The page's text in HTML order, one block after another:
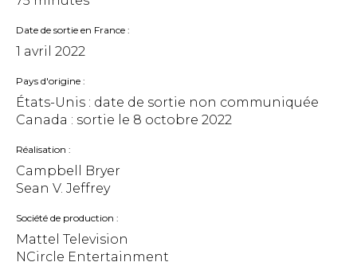
Date de sortie en France
1 avril 2022
Pays d'origine
États-Unis : date de sortie non communiquée
Canada : sortie le 8 octobre 2022
Réalisation
Campbell Bryer
Sean V. Jeffrey
Société de production
Mattel Television
NCircle Entertainment